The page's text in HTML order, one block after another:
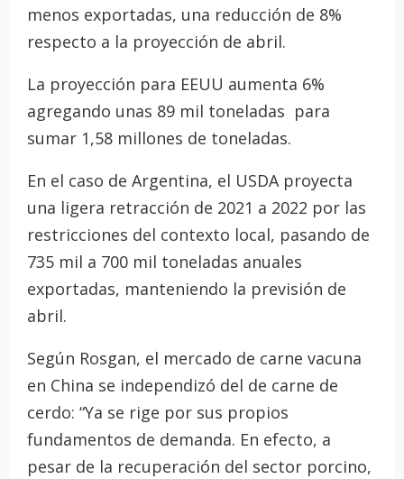
menos exportadas, una reducción de 8%
respecto a la proyección de abril.
La proyección para EEUU aumenta 6%
agregando unas 89 mil toneladas para
sumar 1,58 millones de toneladas.
En el caso de Argentina, el USDA proyecta
una ligera retracción de 2021 a 2022 por las
restricciones del contexto local, pasando de
735 mil a 700 mil toneladas anuales
exportadas, manteniendo la previsión de
abril.
Según Rosgan, el mercado de carne vacuna
en China se independizó del de carne de
cerdo: “Ya se rige por sus propios
fundamentos de demanda. En efecto, a
pesar de la recuperación del sector porcino,